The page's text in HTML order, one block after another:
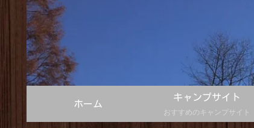
ホーム
キャンプサイト
おすすめのキャンプサイト